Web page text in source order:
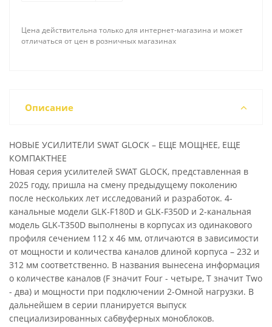
Цена действительна только для интернет-магазина и может
отличаться от цен в розничных магазинах
Описание
НОВЫЕ УСИЛИТЕЛИ SWAT GLOCK – ЕЩЕ МОЩНЕЕ, ЕЩЕ
КОМПАКТНЕЕ
Новая серия усилителей SWAT GLOCK, представленная в
2025 году, пришла на смену предыдущему поколению
после нескольких лет исследований и разработок. 4-
канальные модели GLK-F180D и GLK-F350D и 2-канальная
модель GLK-T350D выполнены в корпусах из одинакового
профиля сечением 112 х 46 мм, отличаются в зависимости
от мощности и количества каналов длиной корпуса – 232 и
312 мм соответственно. В названия вынесена информация
о количестве каналов (F значит Four - четыре, T значит Two
- два) и мощности при подключении 2-Омной нагрузки. В
дальнейшем в серии планируется выпуск
специализированных сабвуферных моноблоков.